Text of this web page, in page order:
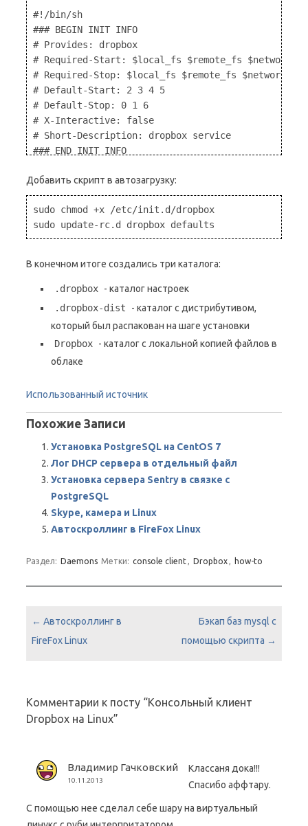
#!/bin/sh
### BEGIN INIT INFO
# Provides: dropbox
# Required-Start: $local_fs $remote_fs $network
# Required-Stop: $local_fs $remote_fs $network
# Default-Start: 2 3 4 5
# Default-Stop: 0 1 6
# X-Interactive: false
# Short-Description: dropbox service
### END INIT INFO
#dropbox service
DROPBOX_USERS="user"
DAEMON=.dropbox-dist/dropbox
   echo "Starting dropbox..."
   for dbuser in $DROPBOX_USERS; do
HOMEDIR=`getent passwd $dbuser | cut -d: -
       if [ -x $HOMEDIR/$DAEMON ]; then
HOME="$HOMEDIR" start-stop-daemon -b
       fi
   done
   echo "Stopping dropbox..."
HOMEDIR=`getent passwd $dbuser | cut -d: -
       if [ -x $HOMEDIR/$DAEMON ]; then
start-stop-daemon -o -c $dbuser -K -u
       fi
   done
status() {
       dbpid=`pgrep -u $dbuser dropbox`
echo "dropboxd for USER $dbuser: not
       else
echo "dropboxd for USER $dbuser:
case "$1" in
       start
       ;;
       stop
Добавить скрипт в автозагрузку:
sudo chmod +x /etc/init.d/dropbox
В конечном итоге создались три каталога:
.dropbox - каталог настроек
.dropbox-dist
- каталог с дистрибутивом,
который был распакован на шаге установки
Dropbox - каталог с локальной копией файлов в
облаке
Использованный источник
Похожие Записи
Установка PostgreSQL на CentOS 7
Лог DHCP сервера в отдельный файл
Установка сервера Sentry в связке с
PostgreSQL
Skype, камера и Linux
Автоскроллинг в FireFox Linux
Раздел: Daemons Метки: console client, Dropbox, how-to
Навигация по записям
← Автоскроллинг в
FireFox Linux
Бэкап баз mysql с
помощью скрипта →
Комментарии к посту “Консольный клиент
Dropbox на Linux”
Владимир Гачковский
10.11.2013
Классаня дока!!!
Спасибо аффтару.
С помощью нее сделал себе шару на виртуальный